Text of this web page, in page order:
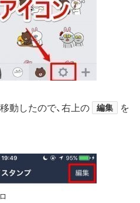
動したので、右上の 編集
を